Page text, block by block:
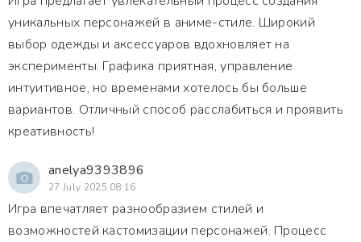
уникальных персонажей в аниме-стиле. Широкий
выбор одежды и аксессуаров вдохновляет на
эксперименты. Графика приятная, управление
интуитивное, но временами хотелось бы больше
вариантов. Отличный способ расслабиться и проявить
креативность!
anelya9393896
27 July 2025 08:16
Игра впечатляет разнообразием стилей и
возможностей кастомизации персонажей. Процесс